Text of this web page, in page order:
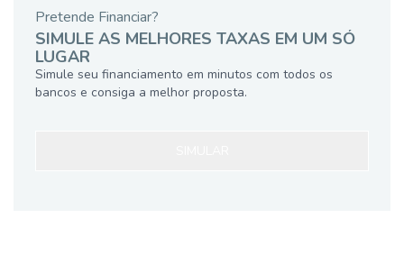
Pretende Financiar?
SIMULE AS MELHORES TAXAS EM UM SÓ
LUGAR
Simule seu financiamento em minutos com todos os
bancos e consiga a melhor proposta.